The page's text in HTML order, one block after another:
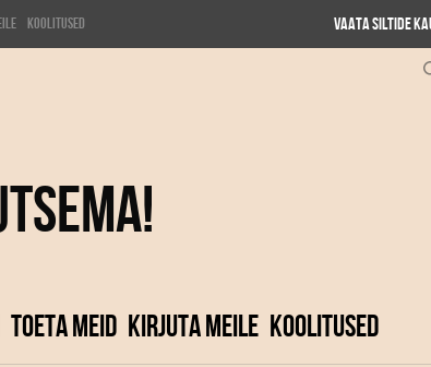
KOOLITUSED Vaata siltide
TOETA MEID KIRJUTA MEILE KOOLITUSED